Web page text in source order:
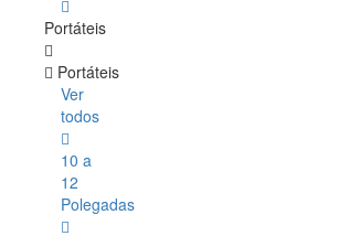
Portáteis
Portáteis
Ver
todos
10 a
12
Polegadas